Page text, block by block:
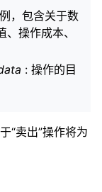
，包含关于数
操作成本、
: 操作的目
“卖出”操作将为